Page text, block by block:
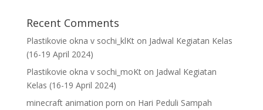
Recent Comments
Plastikovie okna v sochi_klKton Jadwal Kegiatan Kelas
(16-19 April 2024)
Plastikovie okna v sochi_moKton Jadwal Kegiatan
Kelas (16-19 April 2024)
minecraft animation porn on Hari Peduli Sampah